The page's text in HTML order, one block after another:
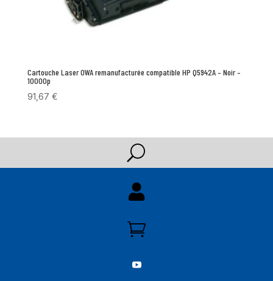
Cartouche Laser OWA remanufacturée compatible HP Q5942A – Noir –
10000p
91,67 €
U


